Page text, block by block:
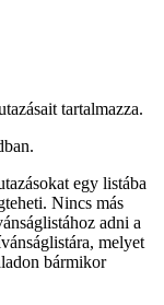
tartalmazza.
egy listába
Nincs más
adni a
melyet
bármikor